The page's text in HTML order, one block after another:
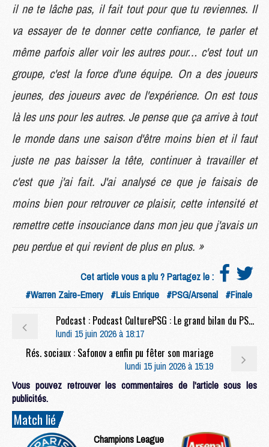
il ne te lâche pas, il fait tout pour que tu reviennes. Il
va essayer de te donner cette confiance, te parler et
même parfois aller voir les autres pour… c'est tout un
groupe, c'est la force d'une équipe. On a des joueurs
jeunes, des joueurs avec de l'expérience. On est tous
là les uns pour les autres. Je pense que ça arrive à tout
le monde dans une saison d'être moins bien et il faut
juste ne pas baisser la tête, continuer à travailler et
c'est que j'ai fait. J'ai analysé ce que je faisais de
moins bien pour retrouver ce plaisir, cette intensité et
remettre cette insouciance dans mon jeu que j'avais un
peu perdue et qui revient de plus en plus. »
Cet article vous a plu ? Partagez le :
#Warren Zaire-Emery #Luis Enrique #PSG/Arsenal #Finale
Podcast : Podcast CulturePSG : Le grand bilan du PSG 2025/2026
lundi 15 juin 2026 à 18:17
Rés. sociaux : Safonov a enfin pu fêter son mariage
lundi 15 juin 2026 à 15:19
Vous pouvez retrouver les commentaires de l'article sous les
publicités.
Match lié
Champions League